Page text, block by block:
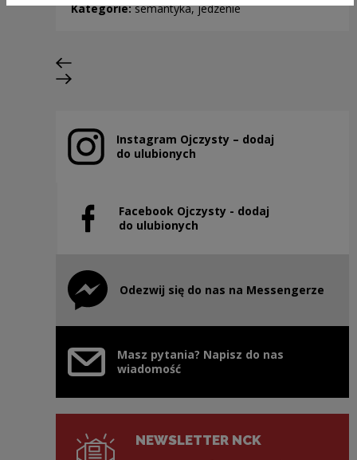
Kategorie:semantyka, jedzenie
Poprzedni slajd
Następny slajd
Instagram Ojczysty – dodaj
do ulubionych
Uwaga, link zostanie otwarty w nowym oknie
Facebook Ojczysty - dodaj
do ulubionych
Uwaga, link zostanie otwarty w nowym oknie
Odezwij się do nas na Messengerze
Uwaga, link zostanie otwarty w nowym oknie
Masz pytania? Napisz do nas
wiadomość
NEWSLETTER NCK